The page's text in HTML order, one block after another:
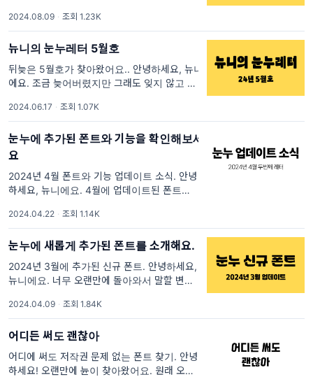
6-7월에 업데이트된 눈누 소식 모두 몰아서
2024.08.09 · 조회 1.23K
뉴니의 눈누레터 5월호
뒤늦은 5월호가 찾아왔어요.. 안녕하세요, 뉴니
에요. 조금 늦어버렸지만 그래도 잊지 않고 돌
있었는데요, 폰트 업데이트부터 크고 작은 기능
변경까지 한 번에 소개해드릴
2024.06.17 · 조회 1.07K
눈누에 추가된 폰트와 기능을 확인해보세
요
2024년 4월 폰트와 기능 업데이트 소식. 안녕
하세요, 뉴니에요. 4월에 업데이트된 폰트와 기
로 시작해볼게요! 4월에 추가된 폰트 이번 달에
는 6개의 폰트가 새롭게 추가되었어요.
2024.04.22 · 조회 1.14K
눈누에 새롭게 추가된 폰트를 소개해요.
2024년 3월에 추가된 신규 폰트. 안녕하세요,
뉴니에요. 너무 오랜만에 돌아와서 말할 변명조
던 대로 기능 업데이트 소식이나 추가된 새로운
한글 폰트 소식을 전하러 올
2024.04.09 · 조회 1.84K
어디든 써도 괜찮아
어디에 써도 저작권 문제 없는 폰트 찾기. 안녕
하세요! 오랜만에 뉸이 찾아왔어요. 원래 오늘